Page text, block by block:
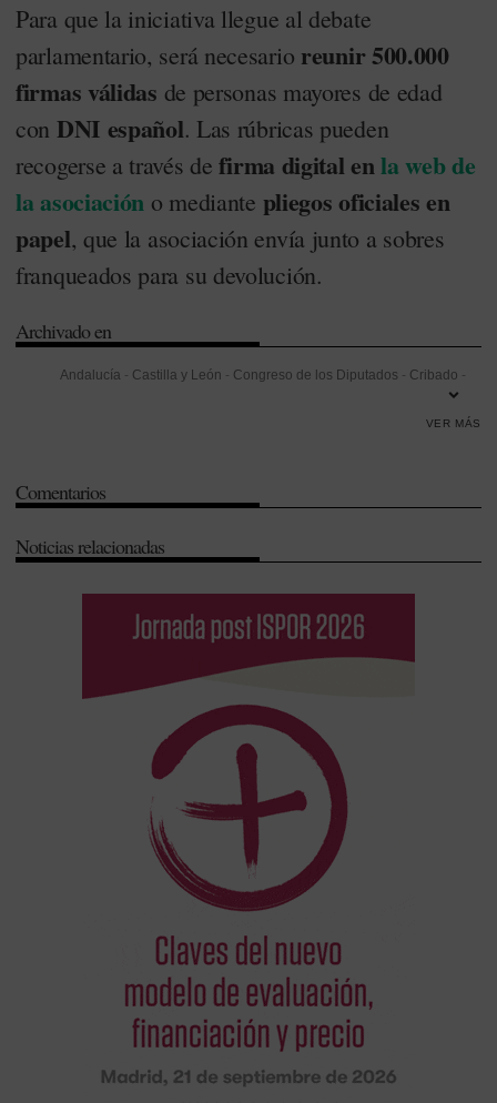
Para que la iniciativa llegue al debate
parlamentario, será necesario reunir 500.000
firmas válidas de personas mayores de edad
con DNI español. Las rúbricas pueden
recogerse a través defirma digital enla web de
la asociación o mediante pliegos oficiales en
papel, que la asociación envía junto a sobres
franqueados para su devolución.
Archivado en
Andalucía - Castilla y León - Congreso de los Diputados - Cribado -
VER MÁS
Comentarios
Noticias relacionadas